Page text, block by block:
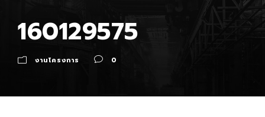
160129575
งานโครงการ 0